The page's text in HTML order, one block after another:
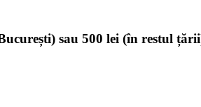
sau 500 lei (în restul